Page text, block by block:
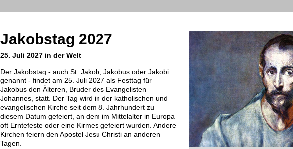
Jakobstag 2027
25. Juli 2027 in der Welt
Der Jakobstag - auch St. Jakob, Jakobus oder Jakobi
genannt - findet am 25. Juli 2027 als Festtag für
Jakobus den Älteren, Bruder des Evangelisten
Johannes, statt. Der Tag wird in der katholischen und
evangelischen Kirche seit dem 8. Jahrhundert zu
diesem Datum gefeiert, an dem im Mittelalter in Europa
oft Erntefeste oder eine Kirmes gefeiert wurden. Andere
Kirchen feiern den Apostel Jesu Christi an anderen
Tagen.